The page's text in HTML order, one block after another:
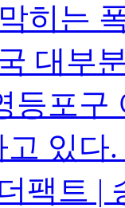
히는
대부
등포구
있다
팩트 |